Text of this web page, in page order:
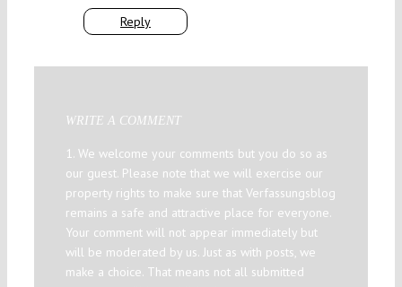
Reply
WRITE A COMMENT
1. We welcome your comments but you do so as
our guest. Please note that we will exercise our
property rights to make sure that Verfassungsblog
remains a safe and attractive place for everyone.
Your comment will not appear immediately but
will be moderated by us. Just as with posts, we
make a choice. That means not all submitted